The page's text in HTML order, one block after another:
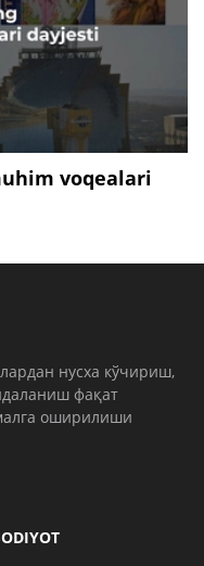
voqealari
нусха кўчириш,
фақат
оширилиши